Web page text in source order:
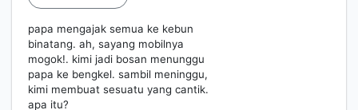
papa mengajak semua ke kebun
binatang. ah, sayang mobilnya
mogok!. kimi jadi bosan menunggu
papa ke bengkel. sambil meninggu,
kimi membuat sesuatu yang cantik.
apa itu?